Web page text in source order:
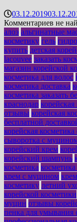
03.12.2019
Комментариев не
алоэ альгинатные
косметику гель
купить детская
lacouvee заказать
магазин корейской
косметика для волос
косметика доставка
косметика заказать
краснодар
отзывы корейская
бесплатной
корейская косметика
сыворотка с
корейский крем
корейский шампунь
косметика косметика
крем с муцином
косметику летний
корейской косметики
муцин отзывы
пенка для умывания